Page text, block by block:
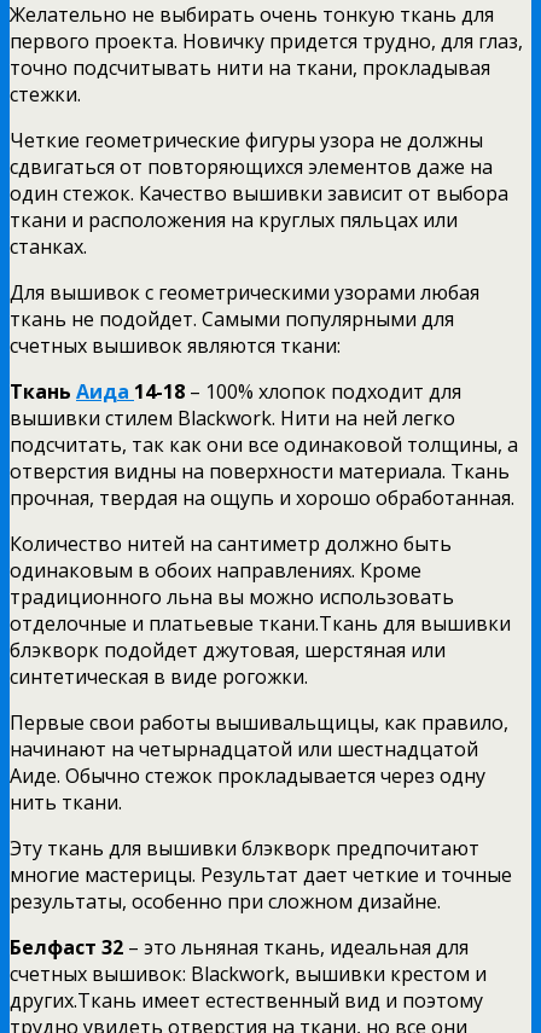
Желательно не выбирать очень тонкую ткань для
первого проекта. Новичку придется трудно, для глаз,
точно подсчитывать нити на ткани, прокладывая
стежки.
Четкие геометрические фигуры узора не должны
сдвигаться от повторяющихся элементов даже на
один стежок. Качество вышивки зависит от выбора
ткани и расположения на круглых пяльцах или
станках.
Для вышивок с геометрическими узорами любая
ткань не подойдет. Самыми популярными для
счетных вышивок являются ткани:
Ткань Аида 14-18 – 100% хлопок подходит для
вышивки стилем Blackwork. Нити на ней легко
подсчитать, так как они все одинаковой толщины, а
отверстия видны на поверхности материала. Ткань
прочная, твердая на ощупь и хорошо обработанная.
Количество нитей на сантиметр должно быть
одинаковым в обоих направлениях. Кроме
традиционного льна вы можно использовать
отделочные и платьевые ткани.Ткань для вышивки
блэкворк подойдет джутовая, шерстяная или
синтетическая в виде рогожки.
Первые свои работы вышивальщицы, как правило,
начинают на четырнадцатой или шестнадцатой
Аиде. Обычно стежок прокладывается через одну
нить ткани.
Эту ткань для вышивки блэкворк предпочитают
многие мастерицы. Результат дает четкие и точные
результаты, особенно при сложном дизайне.
Белфаст 32 – это льняная ткань, идеальная для
счетных вышивок: Blackwork, вышивки крестом и
других.Ткань имеет естественный вид и поэтому
трудно увидеть отверстия на ткани, но все они